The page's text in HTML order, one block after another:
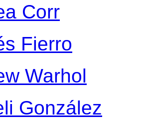
Corr
Fierro
Warhol
González